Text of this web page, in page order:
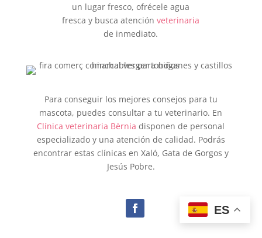
un lugar fresco, ofrécele agua
fresca y busca atenciónveterinaria
de inmediato.
Para conseguir los mejores consejos para tu
mascota, puedes consultar a tu veterinario. En
Clínica veterinaria Bèrnia disponen de personal
especializado y una atención de calidad. Podrás
encontrar estas clínicas en Xaló, Gata de Gorgos y
Jesús Pobre.
ES